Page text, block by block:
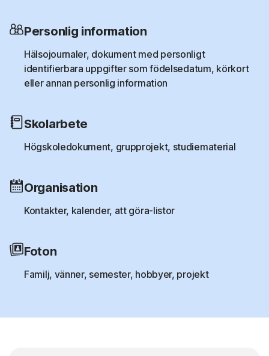
Personlig information
Hälsojournaler, dokument med personligt
identifierbara uppgifter som födelsedatum, körkort
eller annan personlig information
Skolarbete
Högskoledokument, grupprojekt, studiematerial
Organisation
Kontakter, kalender, att göra-listor
Foton
Familj, vänner, semester, hobbyer, projekt